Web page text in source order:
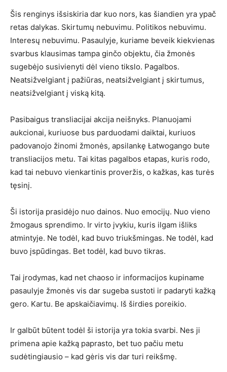
Šis renginys išsiskiria dar kuo nors, kas šiandien yra ypač
retas dalykas. Skirtumų nebuvimu. Politikos nebuvimu.
Interesų nebuvimu. Pasaulyje, kuriame beveik kiekvienas
svarbus klausimas tampa ginčo objektu, čia žmonės
sugebėjo susivienyti dėl vieno tikslo. Pagalbos.
Neatsižvelgiant į pažiūras, neatsižvelgiant į skirtumus,
neatsižvelgiant į viską kitą.
Pasibaigus transliacijai akcija neišnyks. Planuojami
aukcionai, kuriuose bus parduodami daiktai, kuriuos
padovanojo žinomi žmonės, apsilankę Łatwogango bute
transliacijos metu. Tai kitas pagalbos etapas, kuris rodo,
kad tai nebuvo vienkartinis proveržis, o kažkas, kas turės
tęsinį.
Ši istorija prasidėjo nuo dainos. Nuo emocijų. Nuo vieno
žmogaus sprendimo. Ir virto įvykiu, kuris ilgam išliks
atmintyje. Ne todėl, kad buvo triukšmingas. Ne todėl, kad
buvo įspūdingas. Bet todėl, kad buvo tikras.
Tai įrodymas, kad net chaoso ir informacijos kupiname
pasaulyje žmonės vis dar sugeba sustoti ir padaryti kažką
gero. Kartu. Be apskaičiavimų. Iš širdies poreikio.
Ir galbūt būtent todėl ši istorija yra tokia svarbi. Nes ji
primena apie kažką paprasto, bet tuo pačiu metu
sudėtingiausio – kad gėris vis dar turi reikšmę.